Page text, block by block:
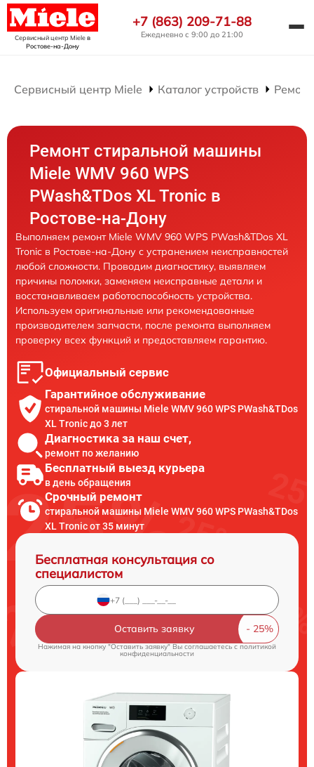
Сервисный центр Mieleв
Ростове-на-Дону
+7 (863) 209-71-88
Ежедневно с 9:00 до 21:00
Сервисный центр Miele Каталог устройств
Ремонт стиральной машины
Miele WMV 960 WPS
PWash&TDos XL Tronic в
Ростове-на-Дону
Выполняем ремонт Miele WMV 960 WPS PWash&TDos XL
Tronic в Ростове-на-Дону с устранением неисправностей
любой сложности. Проводим диагностику, выявляем
причины поломки, заменяем неисправные детали и
восстанавливаем работоспособность устройства.
Используем оригинальные или рекомендованные
производителем запчасти, после ремонта выполняем
проверку всех функций и предоставляем гарантию.
Официальный сервис
Гарантийное обслуживание
стиральной машины Miele WMV 960 WPS PWash&TDos
XL Tronic до 3 лет
Диагностика за наш счет,
ремонт по желанию
Бесплатный выезд курьера
в день обращения
Срочный ремонт
стиральной машины Miele WMV 960 WPS PWash&TDos
XL Tronic от 35 минут
Бесплатная консультация со
специалистом
Оставить заявку
Нажимая на кнопку "Оставить заявку" Вы соглашаетесь cполитикой
конфиденциальности